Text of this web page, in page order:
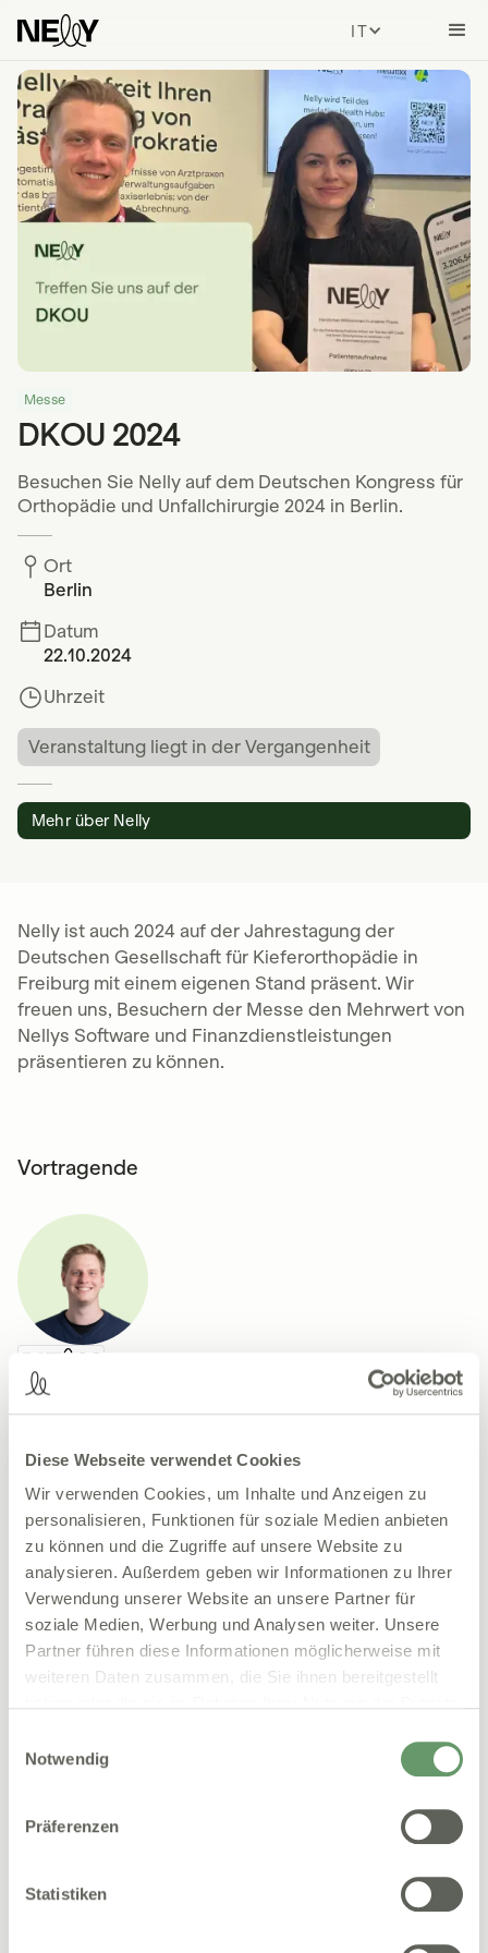
Diese Webseite verwendet Cookies
Wir verwenden Cookies, um Inhalte und Anzeigen zu
personalisieren, Funktionen für soziale Medien anbieten
zu können und die Zugriffe auf unsere Website zu
analysieren. Außerdem geben wir Informationen zu Ihrer
Verwendung unserer Website an unsere Partner für
soziale Medien, Werbung und Analysen weiter. Unsere
Partner führen diese Informationen möglicherweise mit
weiteren Daten zusammen, die Sie ihnen bereitgestellt
Notwendig
Präferenzen
Statistiken
ITALIAN
Messe
DKOU 2024
Besuchen Sie Nelly auf dem Deutschen Kongress für
Orthopädie und Unfallchirurgie 2024 in Berlin.
Ort
Berlin
Datum
22.10.2024
Uhrzeit
Veranstaltung liegt in der Vergangenheit
Mehr über Nelly
Messe
DKOU 2024
Datum
22.10.2024
Mehr über Nelly
Nelly ist auch 2024 auf der Jahrestagung der
Deutschen Gesellschaft für Kieferorthopädie in
Freiburg mit einem eigenen Stand präsent. Wir
freuen uns, Besuchern der Messe den Mehrwert von
Nellys Software und Finanzdienstleistungen
präsentieren zu können.
Vortragende
Jan Tuch
Team Lead Inside Sales - Growth
Nelly Solutions GmbH
MVZs und Kliniken und erklärt diesen den Mehrwert von Nellys
digitalen Lösungen.